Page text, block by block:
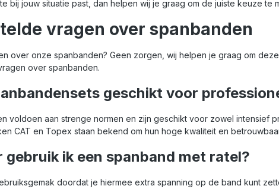
lading
Perfect
gebruik
zonder
bij jouw situatie past, dan helpen wij je graag om de juiste keuze te
vragen over spanbanden
over onze spanbanden? Geen zorgen, wij helpen je graag om
over spanbanden.
geschikt voor
voldoen aan strenge normen en zijn geschikt voor zowel intensief
CAT en Topex staan bekend om hun hoge kwaliteit en
gebruik ik een spanband met ratel?
doordat je hiermee extra spanning op de band kunt